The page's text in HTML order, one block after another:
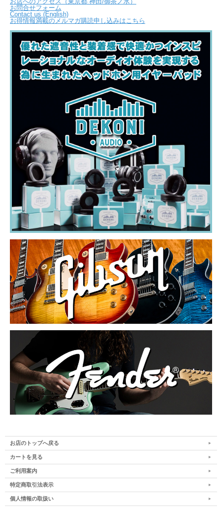
お問合せフォーム
Contact us (English)
お得情報満載のメルマガ購読申し込みはこちら
お店のトップへ戻る
カートを見る
ご利用案内
特定商取引法表示
個人情報の取扱い